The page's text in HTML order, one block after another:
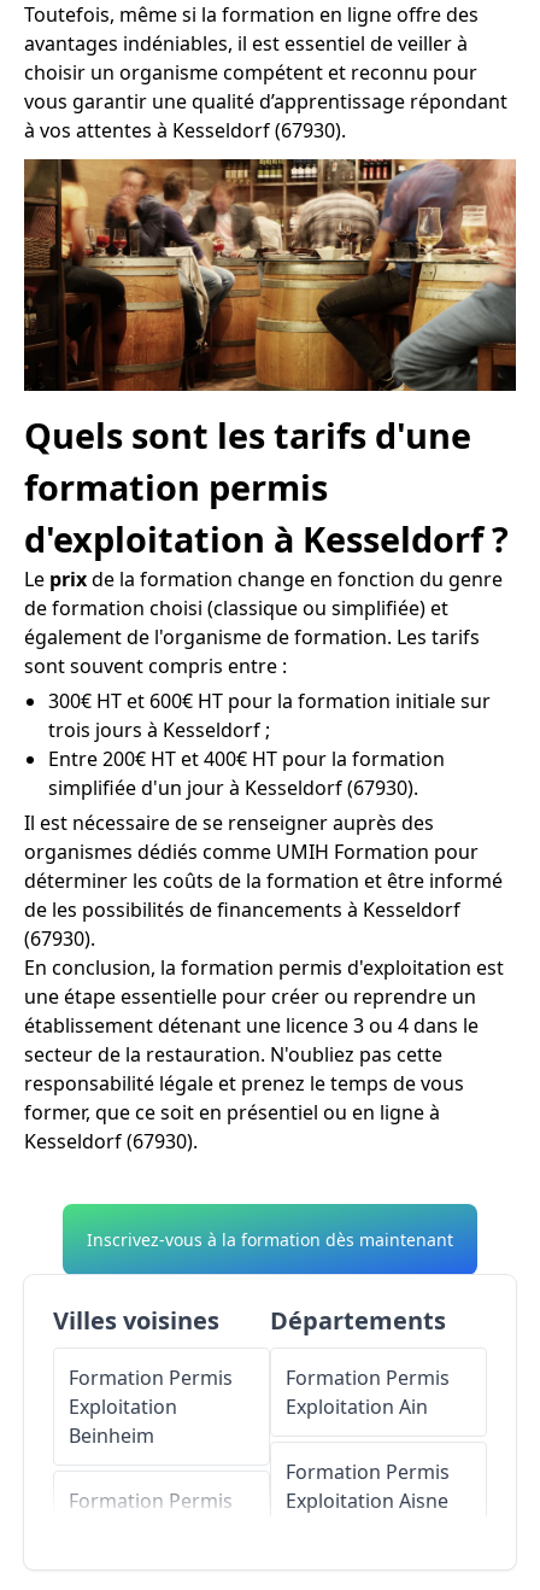
Toutefois, même si la formation en ligne offre des
avantages indéniables, il est essentiel de veiller à
choisir un organisme compétent et reconnu pour
vous garantir une qualité d’apprentissage répondant
à vos attentes à Kesseldorf (67930).
Quels sont les tarifs d'une
formation permis
d'exploitation à Kesseldorf ?
Le prixde la formation change en fonction du genre
de formation choisi (classique ou simplifiée) et
également de l'organisme de formation. Les tarifs
sont souvent compris entre :
300€ HT et 600€ HT pour la formation initiale sur
trois jours à Kesseldorf ;
Entre 200€ HT et 400€ HT pour la formation
simplifiée d'un jour à Kesseldorf (67930).
Il est nécessaire de se renseigner auprès des
organismes dédiés comme UMIH Formation pour
déterminer les coûts de la formation et être informé
de les possibilités de financements à Kesseldorf
(67930).
En conclusion, la formation permis d'exploitation est
une étape essentielle pour créer ou reprendre un
établissement détenant une licence 3 ou 4 dans le
secteur de la restauration. N'oubliez pas cette
responsabilité légale et prenez le temps de vous
former, que ce soit en présentiel ou en ligne à
Kesseldorf (67930).
Inscrivez-vous à la formation dès maintenant
Villes voisines
Formation Permis
Exploitation
Beinheim
Formation Permis
Départements
Formation Permis
Exploitation Ain
Formation Permis
Exploitation Aisne
Formation Permis